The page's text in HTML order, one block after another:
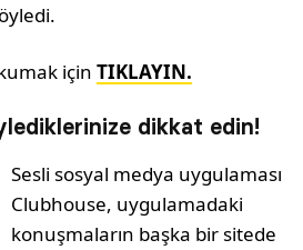
içinTIKLAYIN.
dikkat edin!
Sesli sosyal medya uygulaması
Clubhouse, uygulamadaki
konuşmaların başka bir sitede